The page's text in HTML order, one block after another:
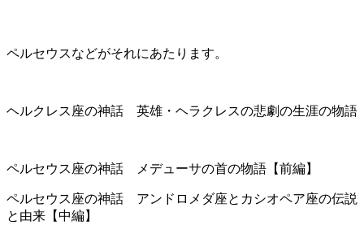
ペルセウスなどがそれにあたります。
ヘルクレス座の神話 英雄・ヘラクレスの悲劇の生涯の物語
ペルセウス座の神話 メデューサの首の物語【前編】
ペルセウス座の神話 アンドロメダ座とカシオペア座の伝説
と由来【中編】